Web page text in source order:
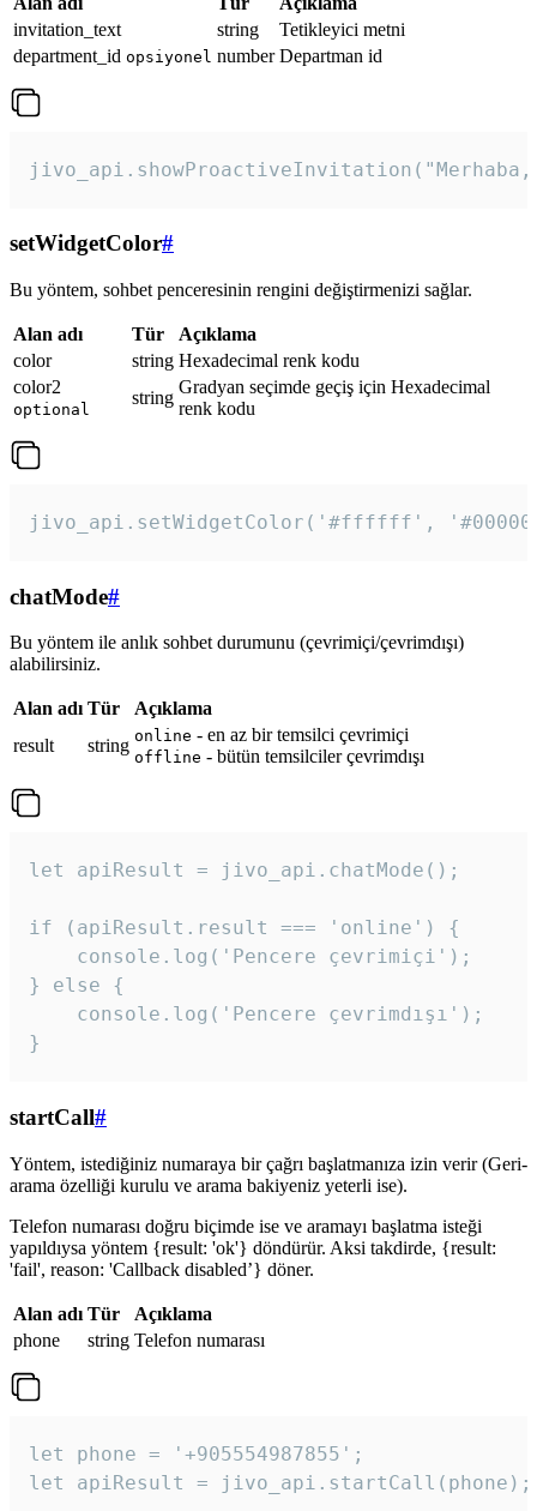
invitation_text
string
Tetikleyici metni
department_id opsiyonel number Departman id
setWidgetColor#
Bu yöntem, sohbet penceresinin rengini değiştirmenizi sağlar.
Alan adı Tür
Açıklama
color
string Hexadecimal renk kodu
color2
optional
string
Gradyan seçimde geçiş için Hexadecimal
renk kodu
jivo_api.setWidgetColor('#ffffff',
chatMode#
Bu yöntem ile anlık sohbet durumunu (çevrimiçi/çevrimdışı)
alabilirsiniz.
Alan adı Tür
Açıklama
result
string online - en az bir temsilci çevrimiçi
offline - bütün temsilciler çevrimdışı
let apiResult = jivo_api.chatMode();
if (apiResult.result === 'online') {
    console.log('Pencere çevrimiçi');
} else {
    console.log('Pencere çevrimdışı');
}
startCall#
Yöntem, istediğiniz numaraya bir çağrı başlatmanıza izin verir (Geri-
arama özelliği kurulu ve arama bakiyeniz yeterli ise).
Telefon numarası doğru biçimde ise ve aramayı başlatma isteği
yapıldıysa yöntem {result: 'ok'} döndürür. Aksi takdirde, {result:
'fail', reason: 'Callback disabled’} döner.
Alan adı Tür
Açıklama
phone
string Telefon numarası
let phone = '+905554987855';
let apiResult = jivo_api.startCall(phone);